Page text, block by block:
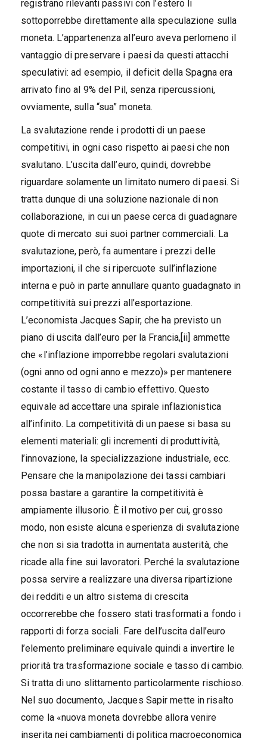
registrano rilevanti passivi con l’estero li
sottoporrebbe direttamente alla speculazione sulla
moneta. L’appartenenza all’euro aveva perlomeno il
vantaggio di preservare i paesi da questi attacchi
speculativi: ad esempio, il deficit della Spagna era
arrivato fino al 9% del Pil, senza ripercussioni,
ovviamente, sulla “sua” moneta.
La svalutazione rende i prodotti di un paese
competitivi, in ogni caso rispetto ai paesi che non
svalutano. L’uscita dall’euro, quindi, dovrebbe
riguardare solamente un limitato numero di paesi. Si
tratta dunque di una soluzione nazionale di non
collaborazione, in cui un paese cerca di guadagnare
quote di mercato sui suoi partner commerciali. La
svalutazione, però, fa aumentare i prezzi delle
importazioni, il che si ripercuote sull’inflazione
interna e può in parte annullare quanto guadagnato in
competitività sui prezzi all’esportazione.
L’economista Jacques Sapir, che ha previsto un
piano di uscita dall’euro per la Francia,[ii] ammette
che «l’inflazione imporrebbe regolari svalutazioni
(ogni anno od ogni anno e mezzo)» per mantenere
costante il tasso di cambio effettivo. Questo
equivale ad accettare una spirale inflazionistica
all’infinito. La competitività di un paese si basa su
elementi materiali: gli incrementi di produttività,
l’innovazione, la specializzazione industriale, ecc.
Pensare che la manipolazione dei tassi cambiari
possa bastare a garantire la competitività è
ampiamente illusorio. È il motivo per cui, grosso
modo, non esiste alcuna esperienza di svalutazione
che non si sia tradotta in aumentata austerità, che
ricade alla fine sui lavoratori. Perché la svalutazione
possa servire a realizzare una diversa ripartizione
dei redditi e un altro sistema di crescita
occorrerebbe che fossero stati trasformati a fondo i
rapporti di forza sociali. Fare dell’uscita dall’euro
l’elemento preliminare equivale quindi a invertire le
priorità tra trasformazione sociale e tasso di cambio.
Si tratta di uno slittamento particolarmente rischioso.
Nel suo documento, Jacques Sapir mette in risalto
come la «nuova moneta dovrebbe allora venire
inserita nei cambiamenti di politica macroeconomica